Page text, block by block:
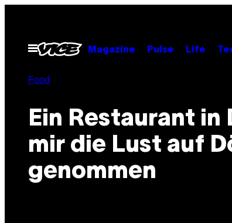
contentOpen
Menu
Magazine Pulse Life
Food
Ein Restaurant in
mir die Lust auf
genommen